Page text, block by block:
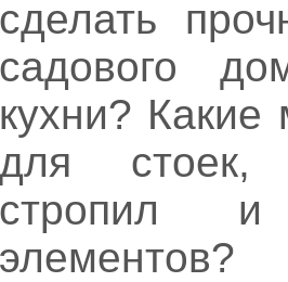
сделать
садового
кухни?
для стоек,
стропил
элементов?